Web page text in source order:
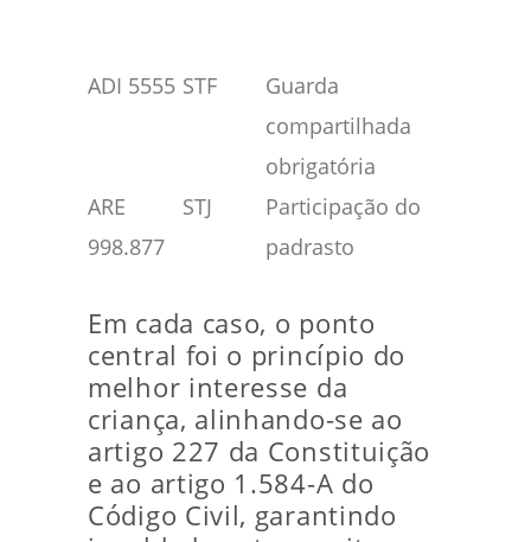
ADI 5555 STF
Guarda
compartilhada
obrigatória
ARE
998.877
STJ
Participação do
padrasto
Em cada caso, o ponto
central foi o princípio do
melhor interesse da
criança, alinhando-se ao
artigo 227 da Constituição
e ao artigo 1.584-A do
Código Civil, garantindo